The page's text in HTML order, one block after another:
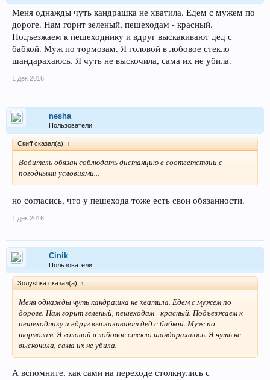
Меня однажды чуть кандрашка не хватила. Едем с мужем по
дороге. Нам горит зеленый, пешеходам - красный.
Подъезжаем к пешеходнику и вдруг выскакивают дед с
бабкой. Муж по тормозам. Я головой в лобовое стекло
шандарахаюсь. Я чуть не выскочила, сама их не убила.
1 дек 2016
nesha
Пользователи
Скиff сказал(а): ↑
Водитель обязан соблюдать дистанцию в соответствии с
погодными условиями...
но согласись, что у пешехода тоже есть свои обязанности.
1 дек 2016
Cinik
Пользователи
Золуshка сказал(а): ↑
Меня однажды чуть кандрашка не хватила. Едем с мужем по
дороге. Нам горит зеленый, пешеходам - красный. Подъезжаем к
пешеходнику и вдруг выскакивают дед с бабкой. Муж по
тормозам. Я головой в лобовое стекло шандарахаюсь. Я чуть не
выскочила, сама их не убила.
А вспомните, как сами на переходе столкнулись с